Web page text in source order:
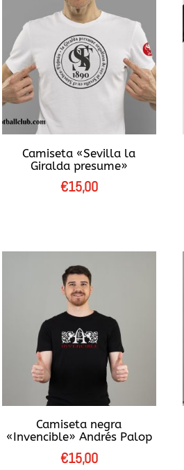
Camiseta «Sevilla la
Giralda presume»
€15,00
Camiseta negra
«Invencible» Andrés Palop
€15,00